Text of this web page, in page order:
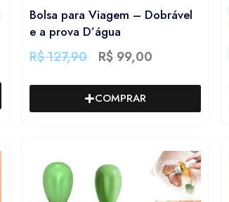
Bolsa para Viagem – Dobrável
e a prova D’água
R$127,90 R$ 99,00
COMPRAR